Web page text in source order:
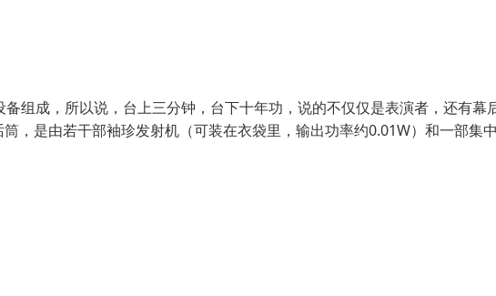
组成，所以说，台上三分钟，台下十年功，说的不仅仅是表演者，还有幕
，是由若干部袖珍发射机（可装在衣袋里，输出功率约0.01W）和一部集